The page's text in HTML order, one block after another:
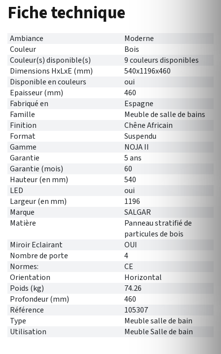
Fiche technique
Ambiance
Moderne
Couleur
Bois
Couleur(s) disponible(s)
9 couleurs disponibles
Dimensions HxLxE (mm)
540x1196x460
Disponible en couleurs
oui
Epaisseur (mm)
460
Fabriqué en
Espagne
Famille
Meuble de salle de bains
Finition
Chêne Africain
Format
Suspendu
Gamme
NOJA II
Garantie
5 ans
Garantie (mois)
60
Hauteur (en mm)
540
LED
oui
Largeur (en mm)
1196
Marque
SALGAR
Matière
Panneau stratifié de
particules de bois
Miroir Eclairant
OUI
Nombre de porte
4
Normes:
CE
Orientation
Horizontal
Poids (kg)
74.26
Profondeur (mm)
460
Référence
105307
Type
Meuble salle de bain
Utilisation
Meuble Salle de bain